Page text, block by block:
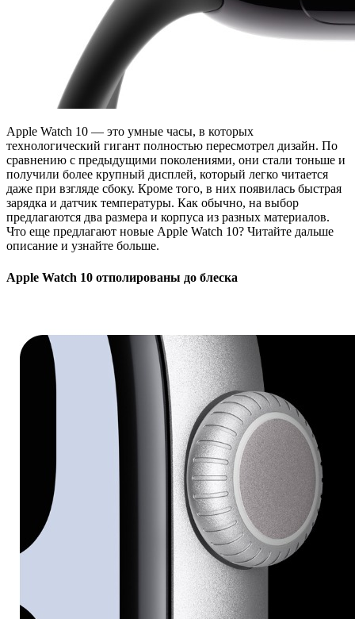
Apple Watch 10 — это умные часы, в которых
технологический гигант полностью пересмотрел дизайн. По
сравнению с предыдущими поколениями, они стали тоньше и
получили более крупный дисплей, который легко читается
даже при взгляде сбоку. Кроме того, в них появилась быстрая
зарядка и датчик температуры. Как обычно, на выбор
предлагаются два размера и корпуса из разных материалов.
Что еще предлагают новые Apple Watch 10? Читайте дальше
описание и узнайте больше.
Apple Watch 10 отполированы до блеска